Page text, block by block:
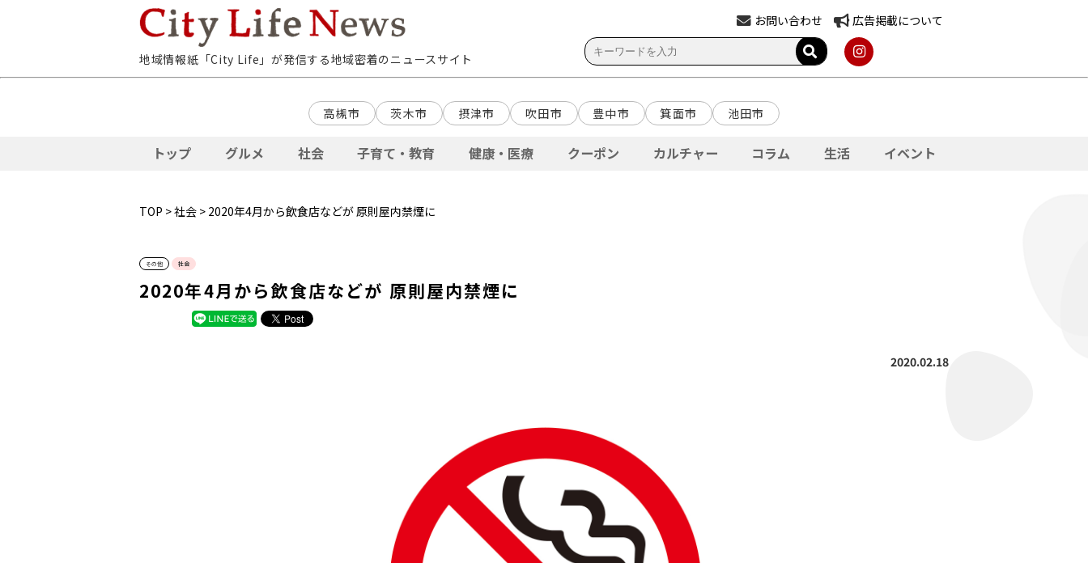
地域情報紙「City Life」が発信する地域密着のニュースサイト
お問い合わせ 広告掲載について
高槻市 茨木市 摂津市 吹田市 豊中市 箕面市 池田市
トップ グルメ 社会 子育て・教育 健康・医療 クーポン カルチャー コラム 生活 イベント
TOP >社会 > 2020年4月から飲食店などが 原則屋内禁煙に
その他 社会
2020年4月から飲食店などが 原則屋内禁煙に
2020.02.18